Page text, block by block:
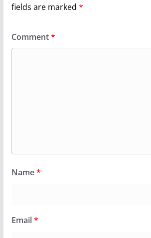
fields are marked *
Comment*
Name*
Email*